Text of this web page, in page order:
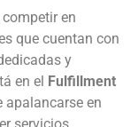
en
que cuentan con
y
en el Fulfillment
apalancarse en
servicios